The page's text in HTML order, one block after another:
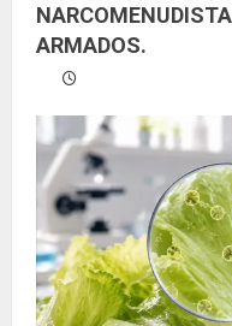
ARMADOS.